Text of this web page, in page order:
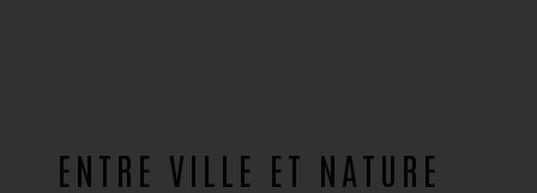
ENTRE VILLE ET NATURE